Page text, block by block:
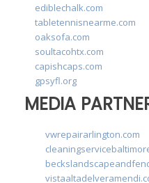
ediblechalk.com
tabletennisnearme.com
oaksofa.com
soultacohtx.com
capishcaps.com
gpsyfl.org
MEDIA
vwrepairarlington.com